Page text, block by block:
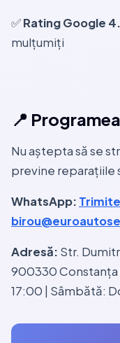
✅Rating Google
mulțumiți
📍
Nu aștepta să se
previne reparațiile
WhatsApp:
Adresă: Str.
900330 Constanța
17:00 | Sâmbătă: